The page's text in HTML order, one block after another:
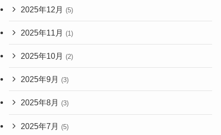
2025年12月 (5)
2025年11月 (1)
2025年10月 (2)
2025年9月 (3)
2025年8月 (3)
2025年7月 (5)